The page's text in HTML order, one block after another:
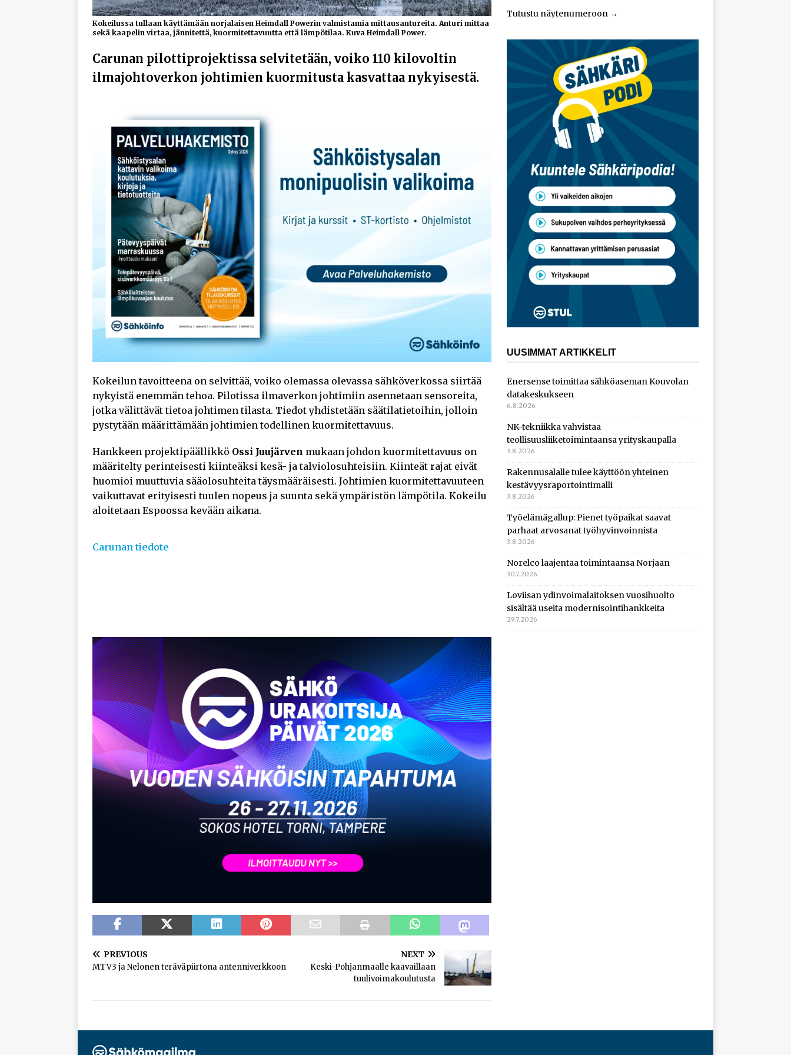
Kokeilussa tullaan käyttämään norjalaisen Heimdall Powerin valmistamia mittausantureita. Anturi mittaa
sekä kaapelin virtaa, jännitettä, kuormitettavuutta että lämpötilaa. Kuva Heimdall Power.
Carunan pilottiprojektissa selvitetään, voiko 110 kilovoltin
ilmajohtoverkon johtimien kuormitusta kasvattaa nykyisestä.
Kokeilun tavoitteena on selvittää, voiko olemassa olevassa sähköverkossa siirtää
nykyistä enemmän tehoa. Pilotissa ilmaverkon johtimiin asennetaan sensoreita,
jotka välittävät tietoa johtimen tilasta. Tiedot yhdistetään säätilatietoihin, jolloin
pystytään määrittämään johtimien todellinen kuormitettavuus.
Hankkeen projektipäällikkö Ossi Juujärven mukaan johdon kuormitettavuus on
määritelty perinteisesti kiinteäksi kesä- ja talviolosuhteisiin. Kiinteät rajat eivät
huomioi muuttuvia sääolosuhteita täysmääräisesti. Johtimien kuormitettavuuteen
vaikuttavat erityisesti tuulen nopeus ja suunta sekä ympäristön lämpötila. Kokeilu
aloitetaan Espoossa kevään aikana.
Carunan tiedote
PREVIOUS
MTV3 ja Nelonen teräväpiirtona antenniverkkoon
NEXT
Keski-Pohjanmaalle kaavaillaan
tuulivoimakoulutusta
Tutustu näytenumeroon→
UUSIMMAT ARTIKKELIT
Enersense toimittaa sähköaseman Kouvolan
datakeskukseen
6.8.2026
NK-tekniikka vahvistaa
teollisuusliiketoimintaansa yrityskaupalla
3.8.2026
Rakennusalalle tulee käyttöön yhteinen
kestävyysraportointimalli
3.8.2026
Työelämägallup: Pienet työpaikat saavat
parhaat arvosanat työhyvinvoinnista
3.8.2026
Norelco laajentaa toimintaansa Norjaan
30.7.2026
Loviisan ydinvoimalaitoksen vuosihuolto
sisältää useita modernisointihankkeita
29.7.2026